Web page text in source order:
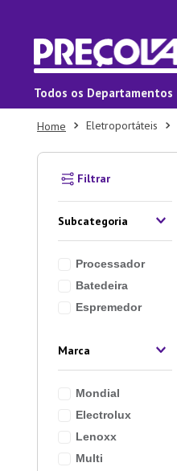
Todos os Departamentos
Eletroportáteis
Subcategoria
Processador
Batedeira
Espremedor
Marca
Mondial
Electrolux
Lenoxx
Multi